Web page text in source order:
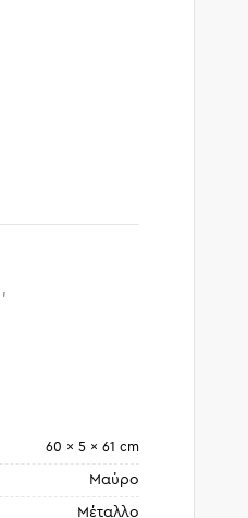
,
60 × 5 × 61 cm
Μαύρο
Μέταλλο